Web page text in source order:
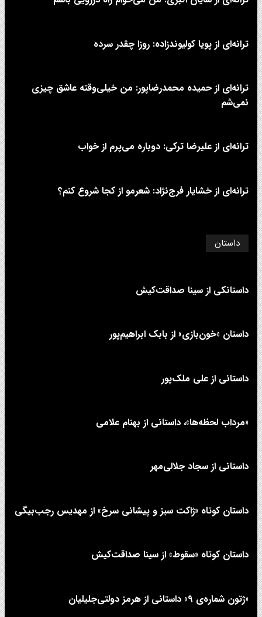
ترانه‌ای از پویا کولیوندزاده: روزا چقدر سرده
ترانه‌ای از حمیده محمدرضاپور: من خیلی‌وقته عاشق چیزی
نمی‌شم
ترانه‌ای از علیرضا ترکی: دوباره می‌پرم از خواب
ترانه‌ای از خشایار فرج‌نژاد: شعرمو از کجا شروع کنم؟
داستان
داستانکی از سینا صداقت‌کیش
داستان «خون‌بازی» از بابک ابراهیم‌پور
داستانی از علی‌ ملک‌پور
«مرداب لحظه‌ها»، داستانی از بهنام علامی
داستانی از سجاد جلالی‌مهر
داستان کوتاه «ژاکت سبز و پیشانی سرخ» از مهدیس رجب‌بیگی
داستان کوتاه «سقوط» از سینا صداقت‌کیش
«ژتون شماره‌ی ۹» داستانی از هرمز دولتی‌جلیلیان